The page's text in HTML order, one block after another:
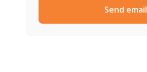
Send email